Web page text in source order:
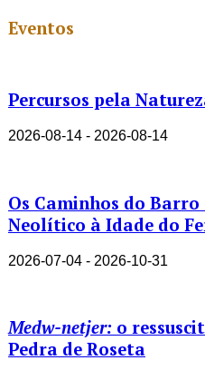
Eventos
Percursos pela
2026-08-14 - 2026-08-14
Os Caminhos do Barro
Neolítico à Idade do
2026-07-04 - 2026-10-31
Medw-netjer: o
Pedra de Roseta